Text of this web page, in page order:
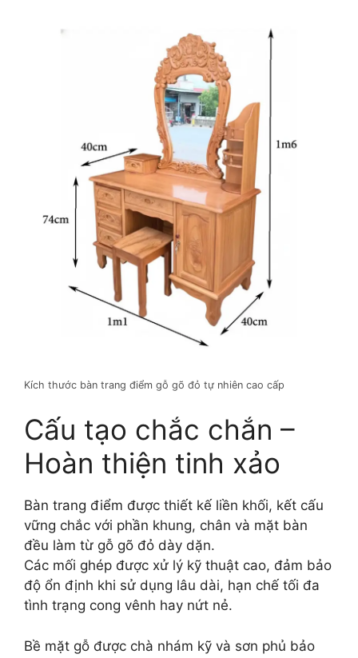
Kích thước bàn trang điểm gỗ gõ đỏ tự nhiên cao cấp
Cấu tạo chắc chắn –
Hoàn thiện tinh xảo
Bàn trang điểm được thiết kế liền khối, kết cấu
vững chắc với phần khung, chân và mặt bàn
đều làm từ gỗ gõ đỏ dày dặn.
Các mối ghép được xử lý kỹ thuật cao, đảm bảo
độ ổn định khi sử dụng lâu dài, hạn chế tối đa
tình trạng cong vênh hay nứt nẻ.
Bề mặt gỗ được chà nhám kỹ và sơn phủ bảo